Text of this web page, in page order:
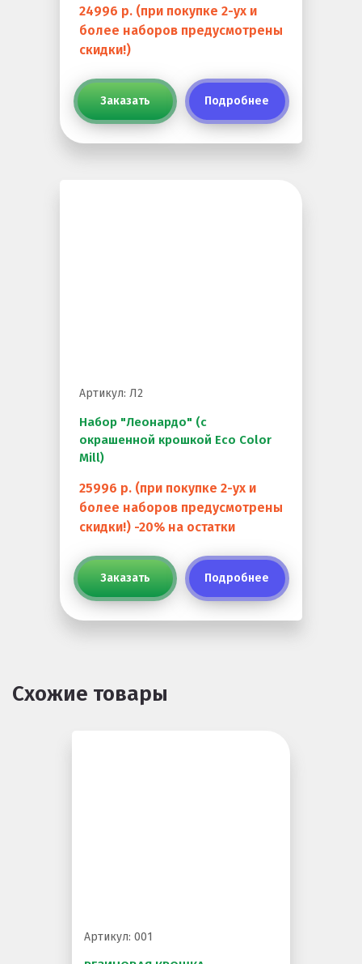
Цветная окрашенная крошка EPDM
Черная SBR крошка
Оборудование для укладки
Детские городки
24996 р. (при покупке 2-ух и
более наборов предусмотрены
скидки!)
Заказать Подробнее
Артикул: Л2
Набор "Леонардо" (с
окрашенной крошкой Eco Color
Mill)
25996 р. (при покупке 2-ух и
более наборов предусмотрены
скидки!) -20% на остатки
Заказать Подробнее
Схожие товары
Артикул: 001